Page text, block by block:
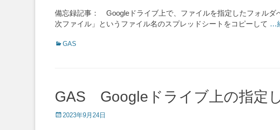
備忘録記事： Googleドライブ上で、ファイルを指定したフォルダ
次ファイル」というファイル名のスプレッドシートをコピーして …
Categories
GAS
GAS Googleドライブ上の指定
Posted
2023年9月24日